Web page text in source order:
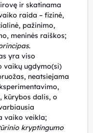
ir skatinama
raida – fizinė,
pažinimo,
meninės raiškos;
.
yra viso
vaikų ugdymo(si)
neatsiejama
kūrybos dalis, o
vaiko veikla;
kryptingumo